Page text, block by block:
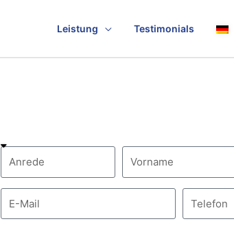
Leistung Testimonials